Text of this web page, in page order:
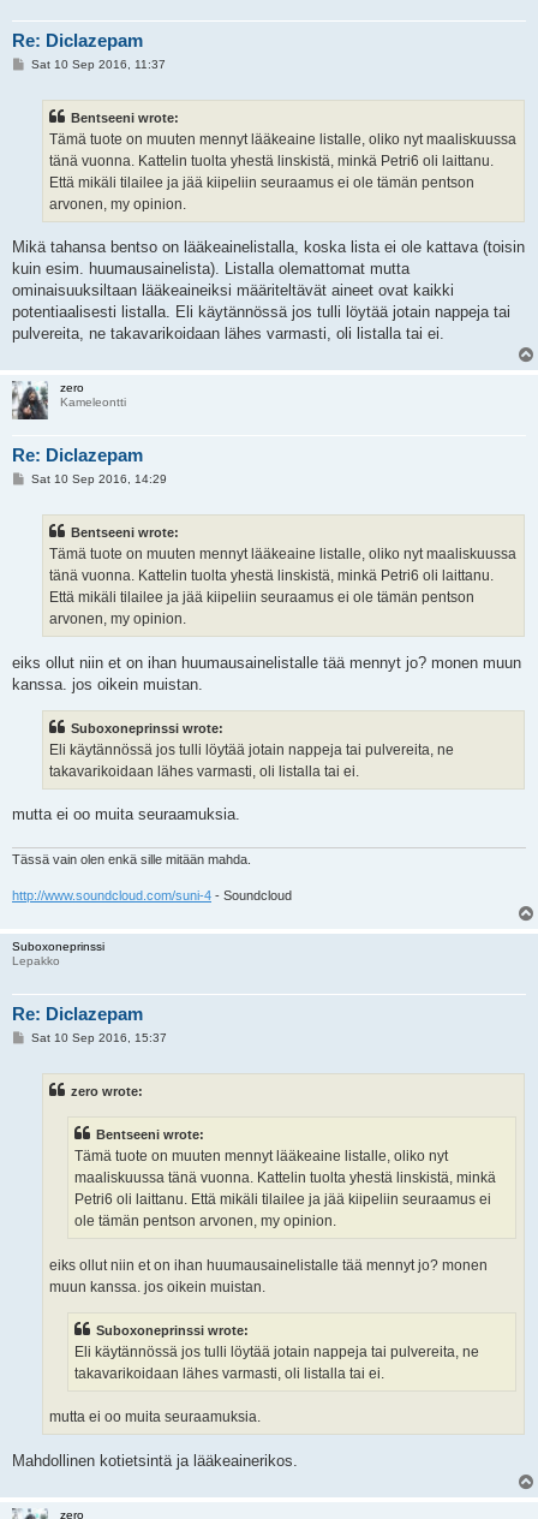
Re: Diclazepam
PSat 10 Sep 2016, 11:37
Bentseeni wrote:
Tämä tuote on muuten mennyt lääkeaine listalle, oliko nyt maaliskuussa
tänä vuonna. Kattelin tuolta yhestä linskistä, minkä Petri6 oli laittanu.
Että mikäli tilailee ja jää kiipeliin seuraamus ei ole tämän pentson
arvonen, my opinion.
Mikä tahansa bentso on lääkeainelistalla, koska lista ei ole kattava (toisin
kuin esim. huumausainelista). Listalla olemattomat mutta
ominaisuuksiltaan lääkeaineiksi määriteltävät aineet ovat kaikki
potentiaalisesti listalla. Eli käytännössä jos tulli löytää jotain nappeja tai
pulvereita, ne takavarikoidaan lähes varmasti, oli listalla tai ei.
zero
Kameleontti
Re: Diclazepam
PSat 10 Sep 2016, 14:29
Bentseeni wrote:
Tämä tuote on muuten mennyt lääkeaine listalle, oliko nyt maaliskuussa
tänä vuonna. Kattelin tuolta yhestä linskistä, minkä Petri6 oli laittanu.
Että mikäli tilailee ja jää kiipeliin seuraamus ei ole tämän pentson
arvonen, my opinion.
eiks ollut niin et on ihan huumausainelistalle tää mennyt jo? monen muun
kanssa. jos oikein muistan.
Suboxoneprinssi wrote:
Eli käytännössä jos tulli löytää jotain nappeja tai pulvereita, ne
takavarikoidaan lähes varmasti, oli listalla tai ei.
mutta ei oo muita seuraamuksia.
Tässä vain olen enkä sille mitään mahda.
http://www.soundcloud.com/suni-4 - Soundcloud
Suboxoneprinssi
Lepakko
Re: Diclazepam
PSat 10 Sep 2016, 15:37
zero wrote:
Bentseeni wrote:
Tämä tuote on muuten mennyt lääkeaine listalle, oliko nyt
maaliskuussa tänä vuonna. Kattelin tuolta yhestä linskistä, minkä
Petri6 oli laittanu. Että mikäli tilailee ja jää kiipeliin seuraamus ei
ole tämän pentson arvonen, my opinion.
eiks ollut niin et on ihan huumausainelistalle tää mennyt jo? monen
muun kanssa. jos oikein muistan.
Suboxoneprinssi wrote:
Eli käytännössä jos tulli löytää jotain nappeja tai pulvereita, ne
takavarikoidaan lähes varmasti, oli listalla tai ei.
mutta ei oo muita seuraamuksia.
Mahdollinen kotietsintä ja lääkeainerikos.
zero